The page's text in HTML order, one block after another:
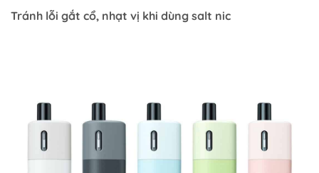
Tránh lỗi gắt cổ, nhạt vị khi dùng salt nic